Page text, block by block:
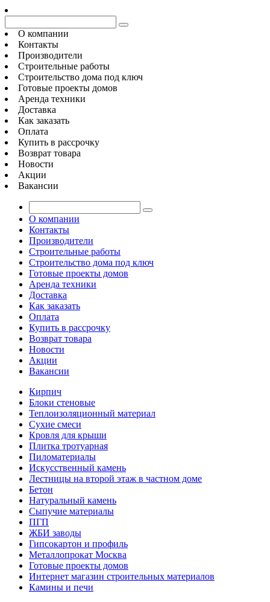
О компании
Контакты
Производители
Строительные работы
Строительство дома под ключ
Готовые проекты домов
Аренда техники
Доставка
Как заказать
Оплата
Купить в рассрочку
Возврат товара
Новости
Акции
Вакансии
О компании
Контакты
Производители
Строительные работы
Строительство дома под ключ
Готовые проекты домов
Аренда техники
Доставка
Как заказать
Оплата
Купить в рассрочку
Возврат товара
Новости
Акции
Вакансии
Кирпич
Блоки стеновые
Теплоизоляционный материал
Сухие смеси
Кровля для крыши
Плитка тротуарная
Пиломатериалы
Искусственный камень
Лестницы на второй этаж в частном доме
Бетон
Натуральный камень
Сыпучие материалы
ПГП
ЖБИ заводы
Гипсокартон и профиль
Металлопрокат Москва
Готовые проекты домов
Интернет магазин строительных материалов
Камины и печи